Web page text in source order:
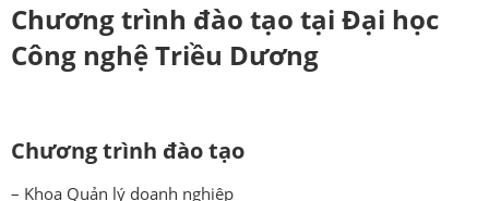
Chương trình đào tạo tại Đại học
Công nghệ Triều Dương
Chương trình đào tạo
– Khoa Quản lý doanh nghiệp